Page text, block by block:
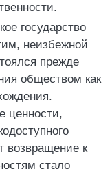
государство
неизбежной
прежде
обществом как
ценности,
возвращение к
стало